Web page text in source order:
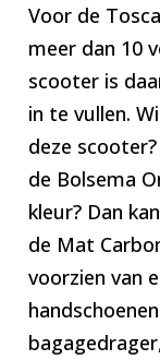
Voor de
meer dan 10
scooter is
in te vullen.
deze
de Bolsema
kleur? Dan
de Mat
voorzien van